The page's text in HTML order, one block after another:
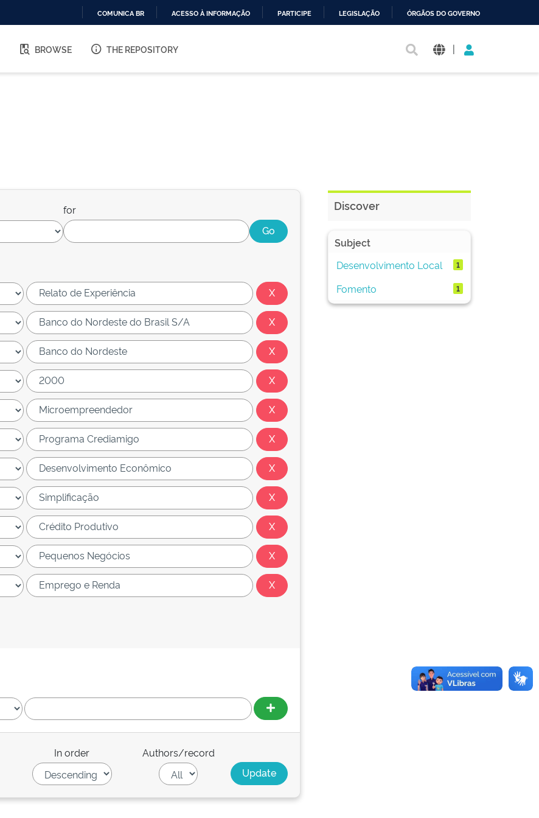
O
COMUNICA BR ACESSO À INFORMAÇÃO PARTICIPE LEGISLAÇÃO ÓRGÃOS DO GOVERNO
BROWSE THE REPOSITORY |
for
In order Authors/record
Discover
Subject
Desenvolvimento Local
1
Fomento 1